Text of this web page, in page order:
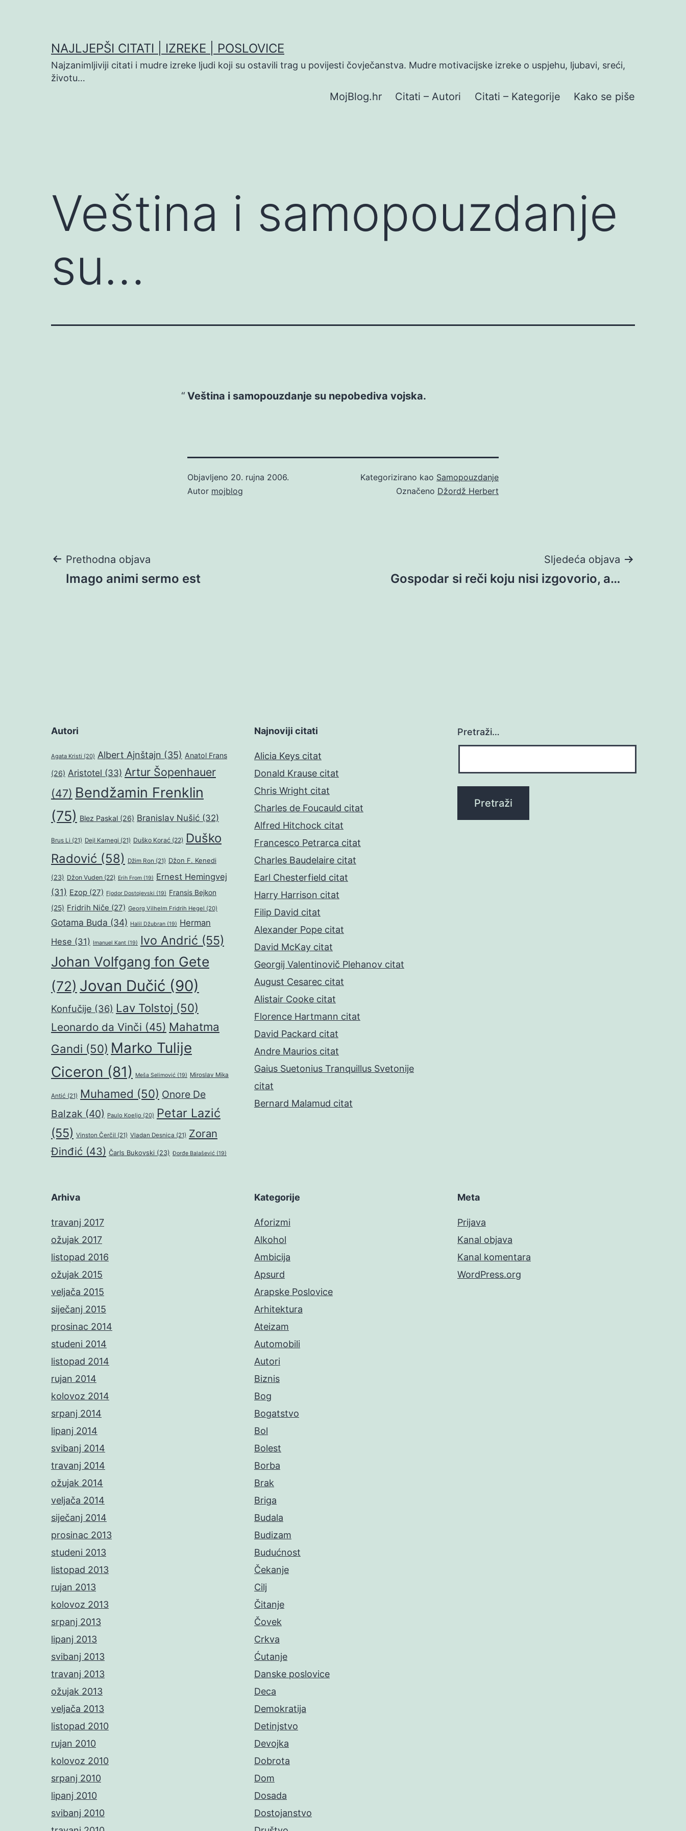
NAJLJEPŠI CITATI | IZREKE | POSLOVICE
Najzanimljiviji citati i mudre izreke ljudi koji su ostavili trag u povijesti čovječanstva. Mudre motivacijske izreke o uspjehu, ljubavi, sreći,
životu…
MojBlog.hr Citati – Autori Citati – Kategorije Kako se piše
Veština i samopouzdanje
su…
Veština i samopouzdanje su nepobediva vojska.
Objavljeno 20. rujna 2006.
Autor mojblog
Kategorizirano kao Samopouzdanje
Označeno Džordž Herbert
Navigacija
Prethodna objava
Imago animi sermo est
Sljedeća objava
Gospodar si reči koju nisi izgovorio, a…
Autori
Agata Kristi (20) Albert Ajnštajn (35) Anatol Frans
(26) Aristotel (33) Artur Šopenhauer
(47) Bendžamin Frenklin
(75) Blez Paskal (26) Branislav Nušić (32)
Brus Li (21) Dejl Karnegi (21) Duško Korać (22) Duško
Radović (58) Džim Ron (21) Džon F. Kenedi
(23) Džon Vuden (22) Erih From (19) Ernest Hemingvej
(31) Ezop (27) Fjodor Dostojevski (19) Fransis Bejkon
(25) Fridrih Niče (27) Georg Vilhelm Fridrih Hegel (20)
Gotama Buda (34) Halil Džubran (19) Herman
Hese (31) Imanuel Kant (19) Ivo Andrić (55)
Johan Volfgang fon Gete
(72) Jovan Dučić (90)
Konfučije (36) Lav Tolstoj (50)
Leonardo da Vinči (45) Mahatma
Gandi (50) Marko Tulije
Ciceron (81) Meša Selimović (19) Miroslav Mika
Antić (21) Muhamed (50) Onore De
Balzak (40) Paulo Koeljo (20) Petar Lazić
(55) Vinston Čerčil (21) Vladan Desnica (21) Zoran
Đinđić (43) Čarls Bukovski (23) Đorđe Balašević (19)
Najnoviji citati
Alicia Keys citat
Donald Krause citat
Chris Wright citat
Charles de Foucauld citat
Alfred Hitchock citat
Francesco Petrarca citat
Charles Baudelaire citat
Earl Chesterfield citat
Harry Harrison citat
Filip David citat
Alexander Pope citat
David McKay citat
Georgij Valentinovič Plehanov citat
August Cesarec citat
Alistair Cooke citat
Florence Hartmann citat
David Packard citat
Andre Maurios citat
Gaius Suetonius Tranquillus Svetonije
citat
Bernard Malamud citat
Pretraži…
Arhiva
travanj 2017
ožujak 2017
listopad 2016
ožujak 2015
veljača 2015
siječanj 2015
prosinac 2014
studeni 2014
listopad 2014
rujan 2014
kolovoz 2014
srpanj 2014
lipanj 2014
svibanj 2014
travanj 2014
ožujak 2014
veljača 2014
siječanj 2014
prosinac 2013
studeni 2013
listopad 2013
rujan 2013
kolovoz 2013
srpanj 2013
lipanj 2013
svibanj 2013
travanj 2013
ožujak 2013
veljača 2013
listopad 2010
rujan 2010
kolovoz 2010
srpanj 2010
lipanj 2010
svibanj 2010
Kategorije
Aforizmi
Alkohol
Ambicija
Apsurd
Arapske Poslovice
Arhitektura
Ateizam
Automobili
Autori
Biznis
Bog
Bogatstvo
Bol
Bolest
Borba
Brak
Briga
Budala
Budizam
Budućnost
Čekanje
Cilj
Čitanje
Čovek
Crkva
Ćutanje
Danske poslovice
Deca
Demokratija
Detinjstvo
Devojka
Dobrota
Dom
Dosada
Dostojanstvo
Meta
Prijava
Kanal objava
Kanal komentara
WordPress.org